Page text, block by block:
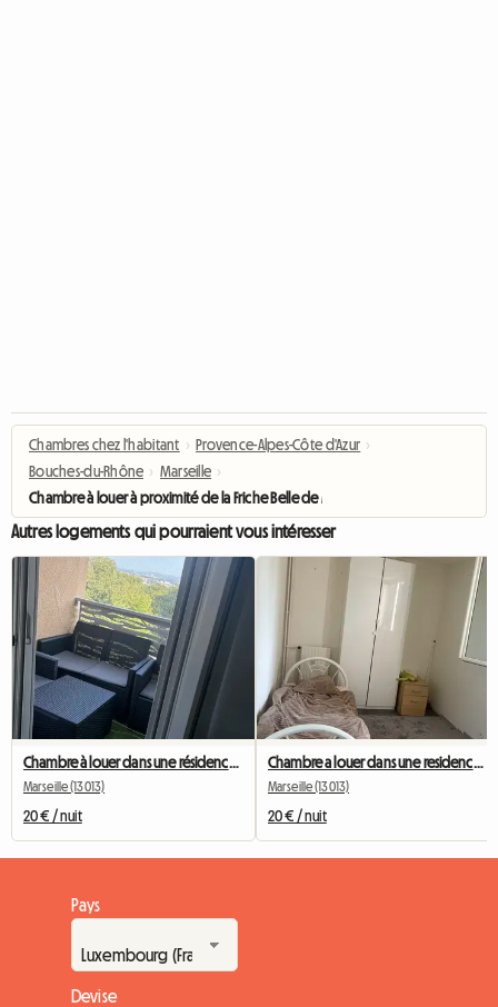
Chambres chez l'habitant › Provence-Alpes-Côte d'Azur ›
Bouches-du-Rhône › Marseille ›
Chambre à louer à proximité de la Friche Belle de Mai
Autres logements qui pourraient vous intéresser
Marseille (13013)
20 € / nuit
Marseille (13013)
20 € / nuit
Pays
Devise